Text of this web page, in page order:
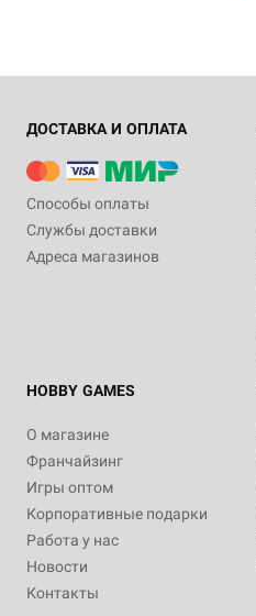
ДОСТАВКА И ОПЛАТА
Способы оплаты
Службы доставки
Адреса магазинов
HOBBY GAMES
О магазине
Франчайзинг
Игры оптом
Корпоративные подарки
Работа у нас
Новости
Контакты